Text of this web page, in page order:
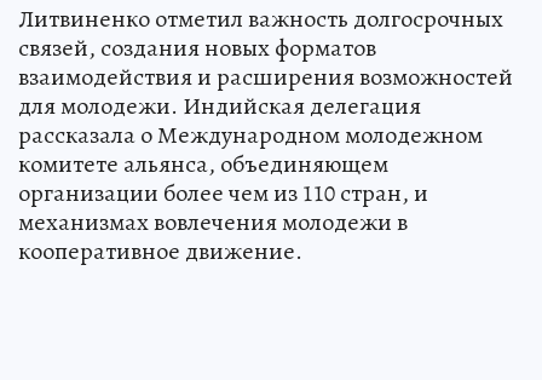
Литвиненко отметил важность долгосрочных
связей, создания новых форматов
взаимодействия и расширения возможностей
для молодежи. Индийская делегация
рассказала о Международном молодежном
комитете альянса, объединяющем
организации более чем из 110 стран, и
механизмах вовлечения молодежи в
кооперативное движение.